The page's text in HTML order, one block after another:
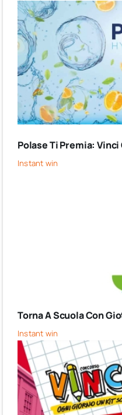
Polase Ti Premia:
Instant win
Torna A Scuola Con
Instant win